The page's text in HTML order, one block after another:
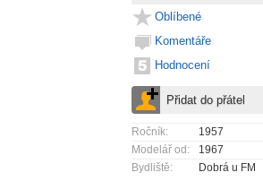
Oblíbené
Komentáře
Hodnocení
Ročník:
1957
Modelář od:
1967
Bydliště:
Dobrá u FM